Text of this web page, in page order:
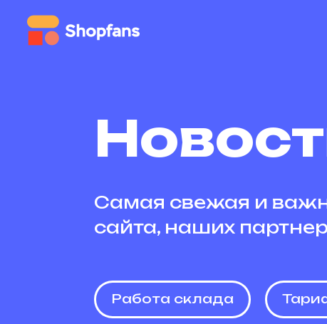
Самая свежая и
сайта, наших
Работа склада